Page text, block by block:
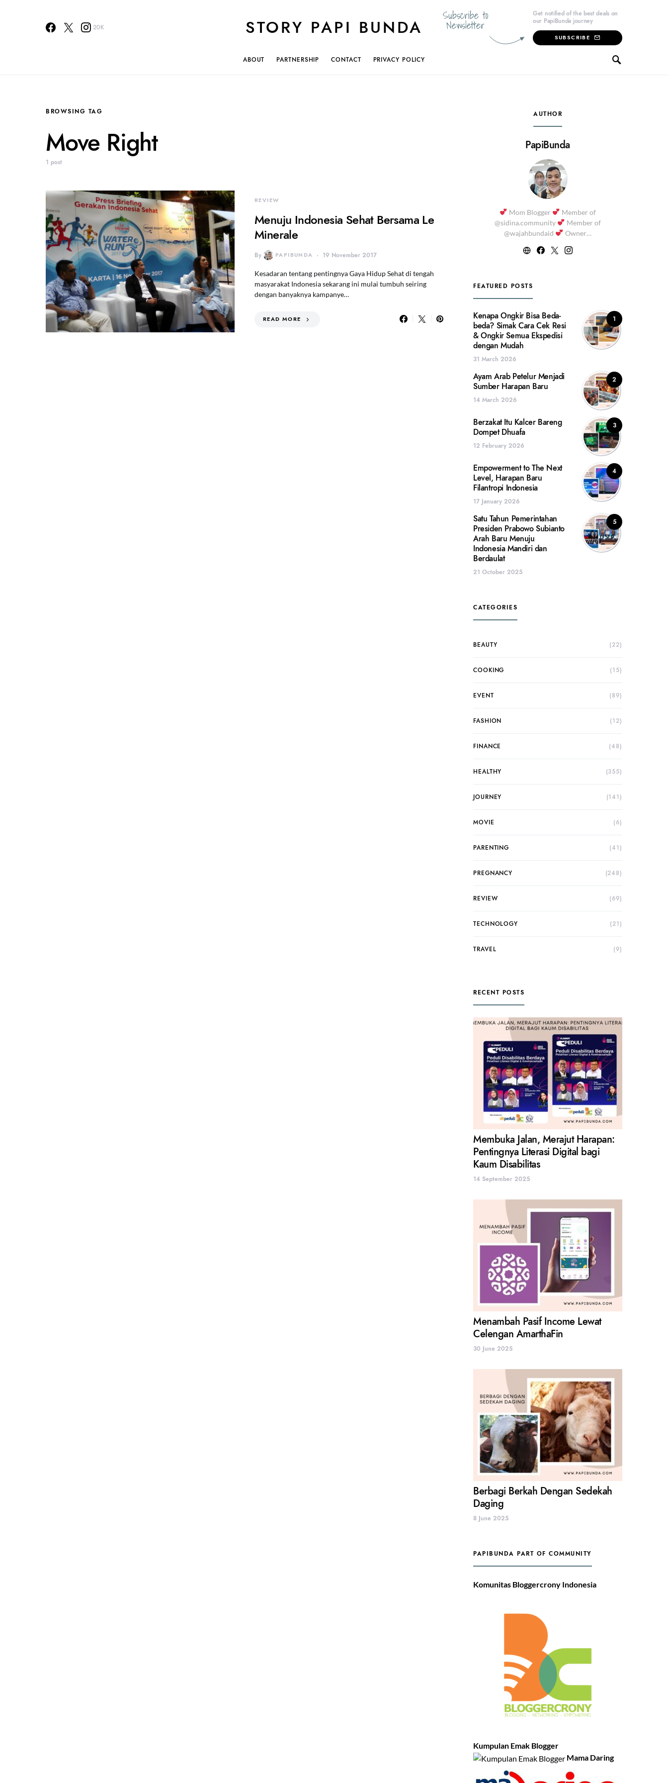
20K STORY PAPI BUNDA
Subscribe to
Newsletter
Get notified of the best deals on
our PapiBunda journey
SUBSCRIBE
ABOUT PARTNERSHIP CONTACT PRIVACY POLICY
BROWSING TAG
Move Right
1 post
REVIEW
Menuju Indonesia Sehat Bersama Le
Minerale
By PAPIBUNDA 19 November 2017
Kesadaran tentang pentingnya Gaya Hidup Sehat di tengah
masyarakat Indonesia sekarang ini mulai tumbuh seiring
dengan banyaknya kampanye…
READ MORE
AUTHOR
PapiBunda
Mom Blogger
Member of
@sidina.community
Member of
@wajahbundaid
Owner…
FEATURED POSTS
1
Kenapa Ongkir Bisa Beda-
beda? Simak Cara Cek Resi
& Ongkir Semua Ekspedisi
dengan Mudah
31 March 2026
2
Ayam Arab Petelur Menjadi
Sumber Harapan Baru
14 March 2026
3
Berzakat Itu Kalcer Bareng
Dompet Dhuafa
12 February 2026
4
Empowerment to The Next
Level, Harapan Baru
Filantropi Indonesia
17 January 2026
5
Satu Tahun Pemerintahan
Presiden Prabowo Subianto
Arah Baru Menuju
Indonesia Mandiri dan
Berdaulat
21 October 2025
CATEGORIES
BEAUTY (22)
COOKING (15)
EVENT (89)
FASHION (12)
FINANCE (48)
HEALTHY (355)
JOURNEY (141)
MOVIE (6)
PARENTING (41)
PREGNANCY (248)
REVIEW (69)
TECHNOLOGY (21)
TRAVEL (9)
RECENT POSTS
Membuka Jalan, Merajut Harapan:
Pentingnya Literasi Digital bagi
Kaum Disabilitas
14 September 2025
Menambah Pasif Income Lewat
Celengan AmarthaFin
30 June 2025
Berbagi Berkah Dengan Sedekah
Daging
8 June 2025
PAPIBUNDA PART OF COMMUNITY
Komunitas Bloggercrony Indonesia
Kumpulan Emak Blogger
Mama Daring